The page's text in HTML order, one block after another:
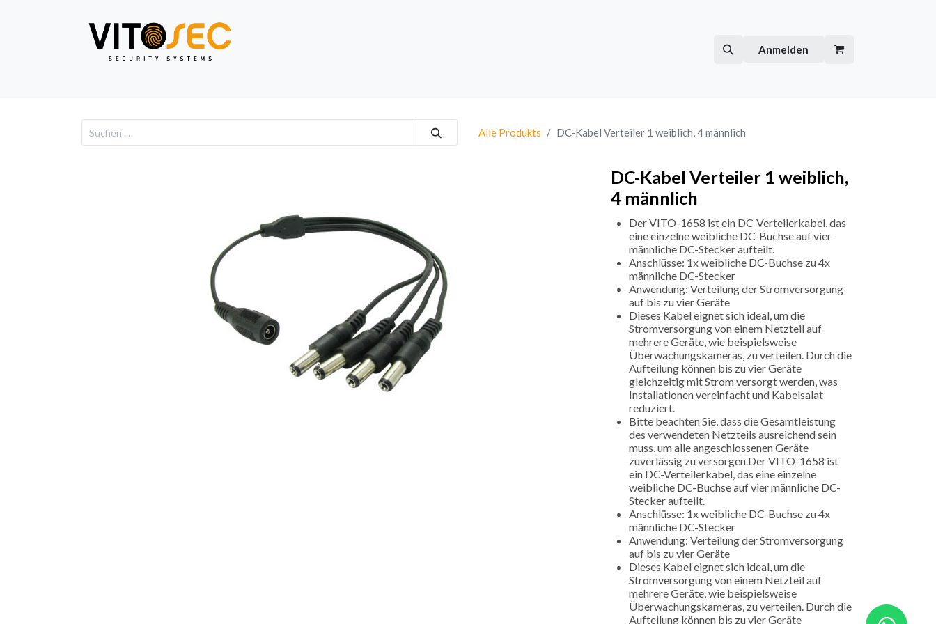
Video Alarm Anmelden
Alle Produkts DC-Kabel Verteiler 1 weiblich, 4 männlich
DC-Kabel Verteiler 1 weiblich,
4 männlich
Der VITO-1658 ist ein DC-Verteilerkabel, das
eine einzelne weibliche DC-Buchse auf vier
männliche DC-Stecker aufteilt.
Anschlüsse: 1x weibliche DC-Buchse zu 4x
männliche DC-Stecker
Anwendung: Verteilung der Stromversorgung
auf bis zu vier Geräte
Dieses Kabel eignet sich ideal, um die
Stromversorgung von einem Netzteil auf
mehrere Geräte, wie beispielsweise
Überwachungskameras, zu verteilen. Durch die
Aufteilung können bis zu vier Geräte
gleichzeitig mit Strom versorgt werden, was
Installationen vereinfacht und Kabelsalat
reduziert.
Bitte beachten Sie, dass die Gesamtleistung
des verwendeten Netzteils ausreichend sein
muss, um alle angeschlossenen Geräte
zuverlässig zu versorgen.Der VITO-1658 ist
ein DC-Verteilerkabel, das eine einzelne
weibliche DC-Buchse auf vier männliche DC-
Stecker aufteilt.
Anschlüsse: 1x weibliche DC-Buchse zu 4x
männliche DC-Stecker
Anwendung: Verteilung der Stromversorgung
auf bis zu vier Geräte
Dieses Kabel eignet sich ideal, um die
Stromversorgung von einem Netzteil auf
mehrere Geräte, wie beispielsweise
Überwachungskameras, zu verteilen. Durch die
Aufteilung können bis zu vier Geräte